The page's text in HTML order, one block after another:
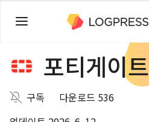
포티게이트
구독
다운로드 536